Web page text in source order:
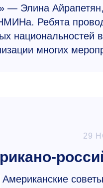
Элина Айрапетян,
Ребята
национальностей
многих
29
Американские